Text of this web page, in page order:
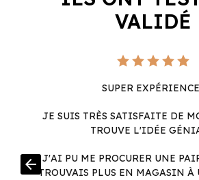
VALIDÉ
SUPER
JE SUIS TRÈS SATISFAITE DE
TROUVE L'IDÉE
J'AI PU ME PROCURER UNE
TROUVAIS PLUS EN MAGASIN
arrow_back